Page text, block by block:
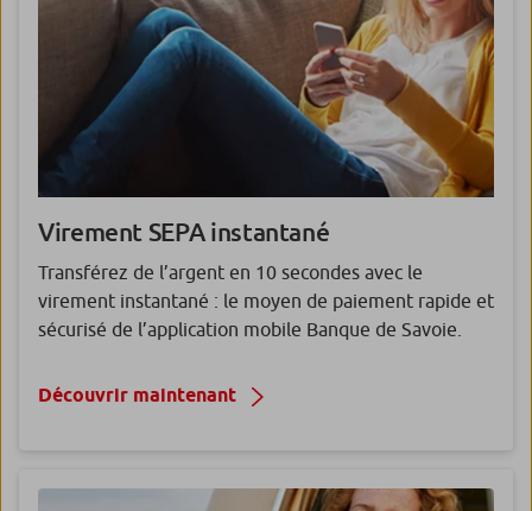
Virement SEPA instantané
Transférez de l’argent en 10 secondes avec le
virement instantané : le moyen de paiement rapide et
sécurisé de l’application mobile Banque de Savoie.
Découvrir maintenant